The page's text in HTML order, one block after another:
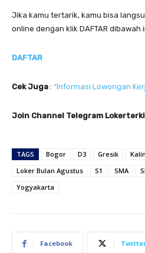
Jika kamu tertarik, kamu bisa
online dengan klik DAFTAR dibawah
DAFTAR
Cek Juga : “Informasi Lowongan
Join Channel Telegram
TAGS Bogor D3 Gresik
Loker Bulan Agustus
S1 SMA
Yogyakarta
Facebook